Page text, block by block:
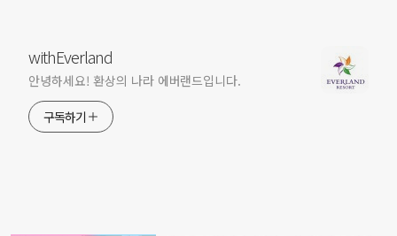
withEverland
안녕하세요! 환상의 나라 에버랜드입니다.
구독하기